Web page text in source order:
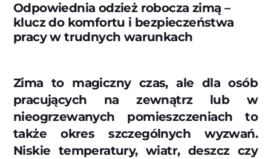
Odpowiednia odzież robocza zimą –
klucz do komfortu i bezpieczeństwa
pracy w trudnych warunkach
Zima to magiczny czas, ale dla osób
pracujących na zewnątrz lub w
nieogrzewanych pomieszczeniach to
także okres szczególnych wyzwań.
Niskie temperatury, wiatr, deszcz czy